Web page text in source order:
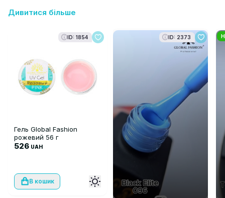
Дивитися більше
ID: 1854
Гель Global Fashion
рожевий 56 г
526 UAH
В кошик
ID: 2373